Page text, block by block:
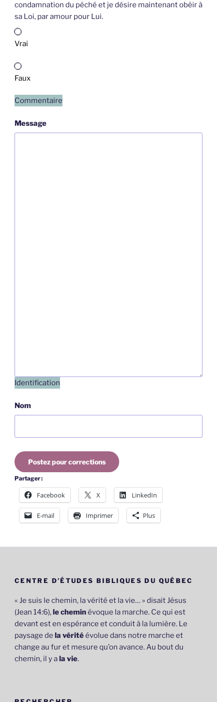
condamnation du péché et je désire maintenant obéir à
sa Loi, par amour pour Lui.
Vrai
Faux
Commentaire
Message
Identification
Nom
Postez pour corrections
Partager :
Facebook X LinkedIn
E-mail Imprimer Plus
CENTRE D’ÉTUDES BIBLIQUES DU QUÉBEC
« Je suis le chemin, la vérité et la vie… » disait Jésus
(Jean 14:6),le cheminévoque la marche. Ce qui est
devant est en espérance et conduit à la lumière. Le
paysage de la véritéévolue dans notre marche et
change au fur et mesure qu’on avance. Au bout du
chemin, il y ala vie.